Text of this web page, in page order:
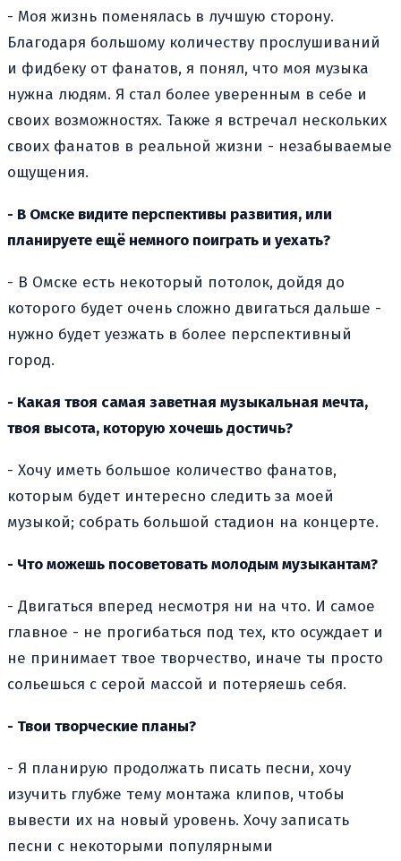
- Моя жизнь поменялась в лучшую сторону.
Благодаря большому количеству прослушиваний
и фидбеку от фанатов, я понял, что моя музыка
нужна людям. Я стал более уверенным в себе и
своих возможностях. Также я встречал нескольких
своих фанатов в реальной жизни - незабываемые
ощущения.
- В Омске видите перспективы развития, или
планируете ещё немного поиграть и уехать?
- В Омске есть некоторый потолок, дойдя до
которого будет очень сложно двигаться дальше -
нужно будет уезжать в более перспективный
город.
- Какая твоя самая заветная музыкальная мечта,
твоя высота, которую хочешь достичь?
- Хочу иметь большое количество фанатов,
которым будет интересно следить за моей
музыкой; собрать большой стадион на концерте.
- Что можешь посоветовать молодым музыкантам?
- Двигаться вперед несмотря ни на что. И самое
главное - не прогибаться под тех, кто осуждает и
не принимает твое творчество, иначе ты просто
сольешься с серой массой и потеряешь себя.
- Твои творческие планы?
- Я планирую продолжать писать песни, хочу
изучить глубже тему монтажа клипов, чтобы
вывести их на новый уровень. Хочу записать
песни с некоторыми популярными